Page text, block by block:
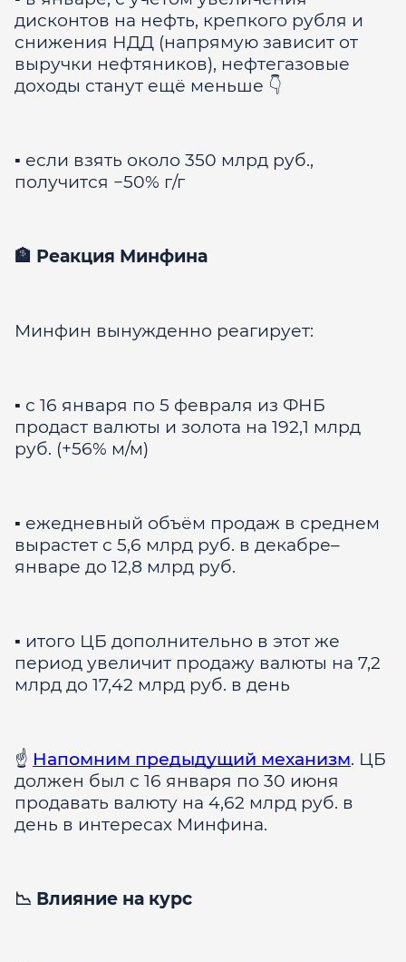
дисконтов на нефть, крепкого рубля и
снижения НДД (напрямую зависит от
выручки нефтяников), нефтегазовые
доходы станут ещё меньше 👇
▪️ если взять около 350 млрд руб.,
получится −50% г/г
🏦 Реакция Минфина
Минфин вынужденно реагирует:
▪️ с 16 января по 5 февраля из ФНБ
продаст валюты и золота на 192,1 млрд
руб. (+56% м/м)
▪️ ежедневный объём продаж в среднем
вырастет с 5,6 млрд руб. в декабре–
январе до 12,8 млрд руб.
▪️ итого ЦБ дополнительно в этот же
период увеличит продажу валюты на 7,2
млрд до 17,42 млрд руб. в день
☝️ Напомним предыдущий механизм. ЦБ
должен был с 16 января по 30 июня
продавать валюту на 4,62 млрд руб. в
день в интересах Минфина.
📉 Влияние на курс